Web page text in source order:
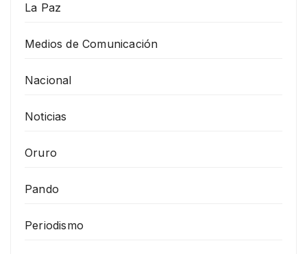
La Paz
Medios de Comunicación
Nacional
Noticias
Oruro
Pando
Periodismo